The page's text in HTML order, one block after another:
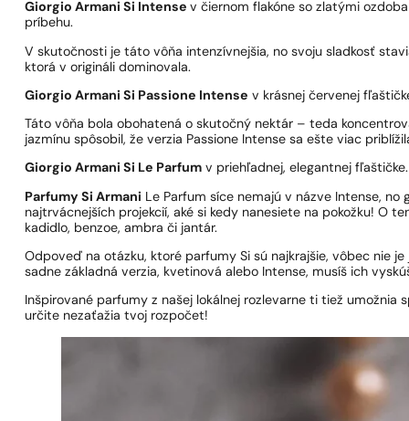
Giorgio Armani Si Intense v čiernom flakóne so zlatými
príbehu.
V skutočnosti je táto vôňa intenzívnejšia, no svoju sladkosť
ktorá v origináli dominovala.
Giorgio Armani Si Passione Intense v krásnej červenej
Táto vôňa bola obohatená o skutočný nektár – teda
jazmínu spôsobil, že verzia Passione Intense sa ešte viac
Giorgio Armani Si Le Parfum v priehľadnej, elegantnej fľaštičke.
Parfumy Si Armani Le Parfum síce nemajú v názve Intense,
najtrvácnejších projekcií, aké si kedy nanesiete na pokožku! O
kadidlo, benzoe, ambra či jantár.
Odpoveď na otázku, ktoré parfumy Si sú najkrajšie, vôbec nie
sadne základná verzia, kvetinová alebo Intense, musíš ich
Inšpirované parfumy z našej lokálnej rozlevarne ti tiež
určite nezaťažia tvoj rozpočet!